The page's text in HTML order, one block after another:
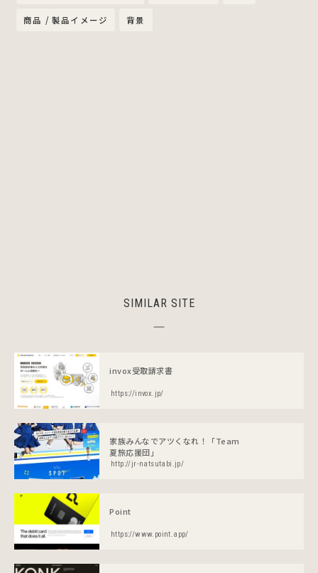
商品 / 製品イメージ 背景
SIMILAR SITE
invox受取請求書
https://invox.jp/
家族みんなでアツくなれ！「Team
夏旅応援団」
http://jr-natsutabi.jp/
Point
https://www.point.app/